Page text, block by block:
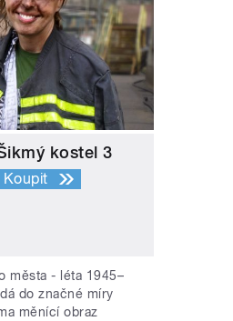
kostel 3
Koupit
města - léta 1945–
do značné míry
měnící obraz